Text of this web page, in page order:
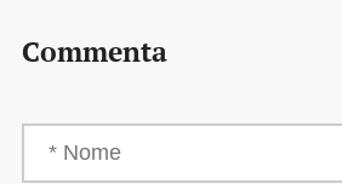
Commenta